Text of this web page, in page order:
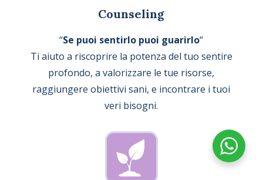
Counseling
“Se puoi sentirlo puoi guarirlo“
Ti aiuto a riscoprire la potenza del tuo sentire
profondo, a valorizzare le tue risorse,
raggiungere obiettivi sani, e incontrare i tuoi
veri bisogni.